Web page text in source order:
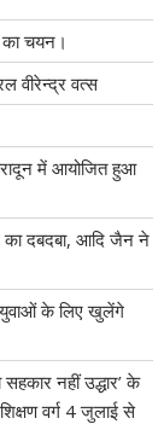
का चयन।
वीरेन्द्र वत्स
में आयोजित हुआ
का दबदबा, आदि जैन ने
युवाओं के लिए खुलेंगे
नहीं उद्धार’ के
वर्ग 4 जुलाई से